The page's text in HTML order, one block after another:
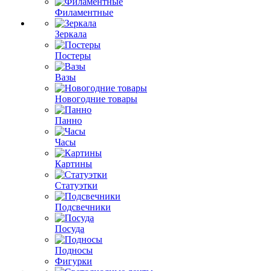
Филаментные
Зеркала
Постеры
Вазы
Новогодние товары
Панно
Часы
Картины
Статуэтки
Подсвечники
Посуда
Подносы
Фигурки